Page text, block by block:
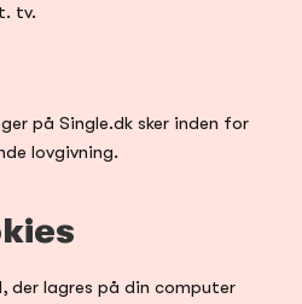
tv.
på Single.dk sker inden for
lovgivning.
der lagres på din computer